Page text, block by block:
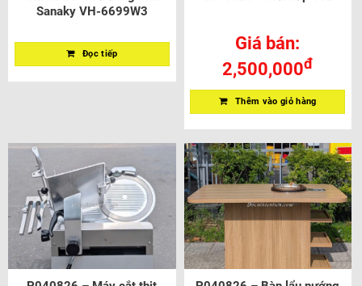
Sanaky VH-6699W3
Đọc tiếp
Giá bán:
2,500,000đ
Thêm vào giỏ hàng